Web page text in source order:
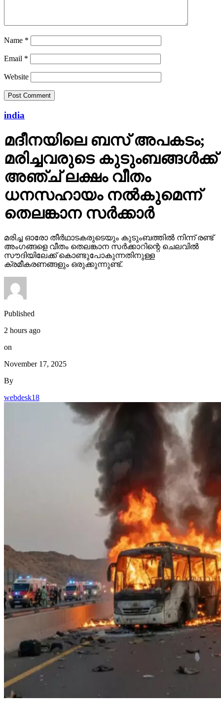
Name *
Email *
Website
india
മദീനയിലെ ബസ് അപകടം;
മരിച്ചവരുടെ കുടുംബങ്ങള്‍ക്ക്
അഞ്ച് ലക്ഷം വീതം
ധനസഹായം നല്‍കുമെന്ന്
തെലങ്കാന സര്‍ക്കാര്‍
മരിച്ച ഓരോ തീര്‍ഥാടകരുടെയും കുടുംബത്തില്‍ നിന്ന് രണ്ട്
അംഗങ്ങളെ വീതം തെലങ്കാന സര്‍ക്കാറിന്റെ ചെലവില്‍
സൗദിയിലേക്ക് കൊണ്ടുപോകുന്നതിനുള്ള
ക്രമീകരണങ്ങളും ഒരുക്കുന്നുണ്ട്.
Published
2 hours ago
on
November 17, 2025
By
webdesk18